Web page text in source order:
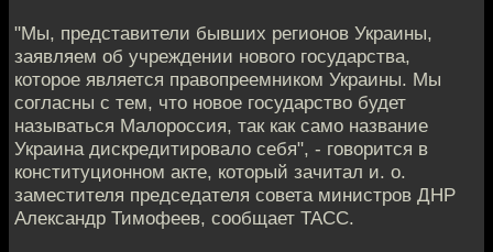
"Мы, представители бывших регионов Украины,
заявляем об учреждении нового государства,
которое является правопреемником Украины. Мы
согласны с тем, что новое государство будет
называться Малороссия, так как само название
Украина дискредитировало себя", - говорится в
конституционном акте, который зачитал и. о.
заместителя председателя совета министров ДНР
Александр Тимофеев, сообщает ТАСС.